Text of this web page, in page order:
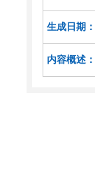
生成日期：
内容概述：